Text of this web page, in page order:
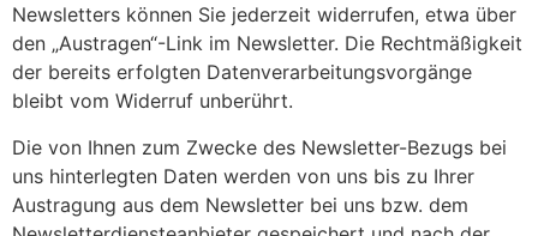
Newsletters können Sie jederzeit widerrufen, etwa über
den „Austragen“-Link im Newsletter. Die Rechtmäßigkeit
der bereits erfolgten Datenverarbeitungsvorgänge
bleibt vom Widerruf unberührt.
Die von Ihnen zum Zwecke des Newsletter-Bezugs bei
uns hinterlegten Daten werden von uns bis zu Ihrer
Austragung aus dem Newsletter bei uns bzw. dem